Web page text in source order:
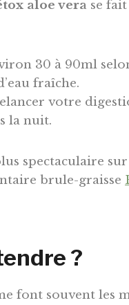
aloe vera se
30 à 90ml
fraîche.
votre
la nuit.
spectaculaire
brule-graisse
?
font souvent les